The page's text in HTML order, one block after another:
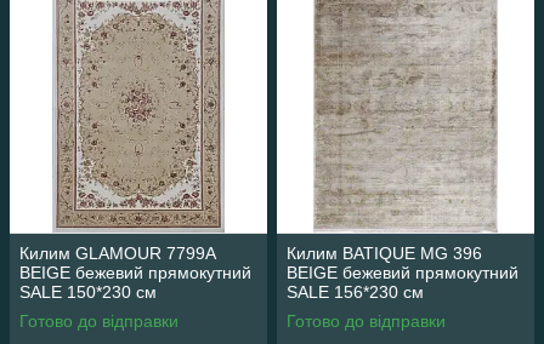
Килим GLAMOUR 7799A
BEIGE бежевий прямокутний
SALE 150*230 см
Готово до відправки
Килим BATIQUE MG 396
BEIGE бежевий прямокутний
SALE 156*230 см
Готово до відправки